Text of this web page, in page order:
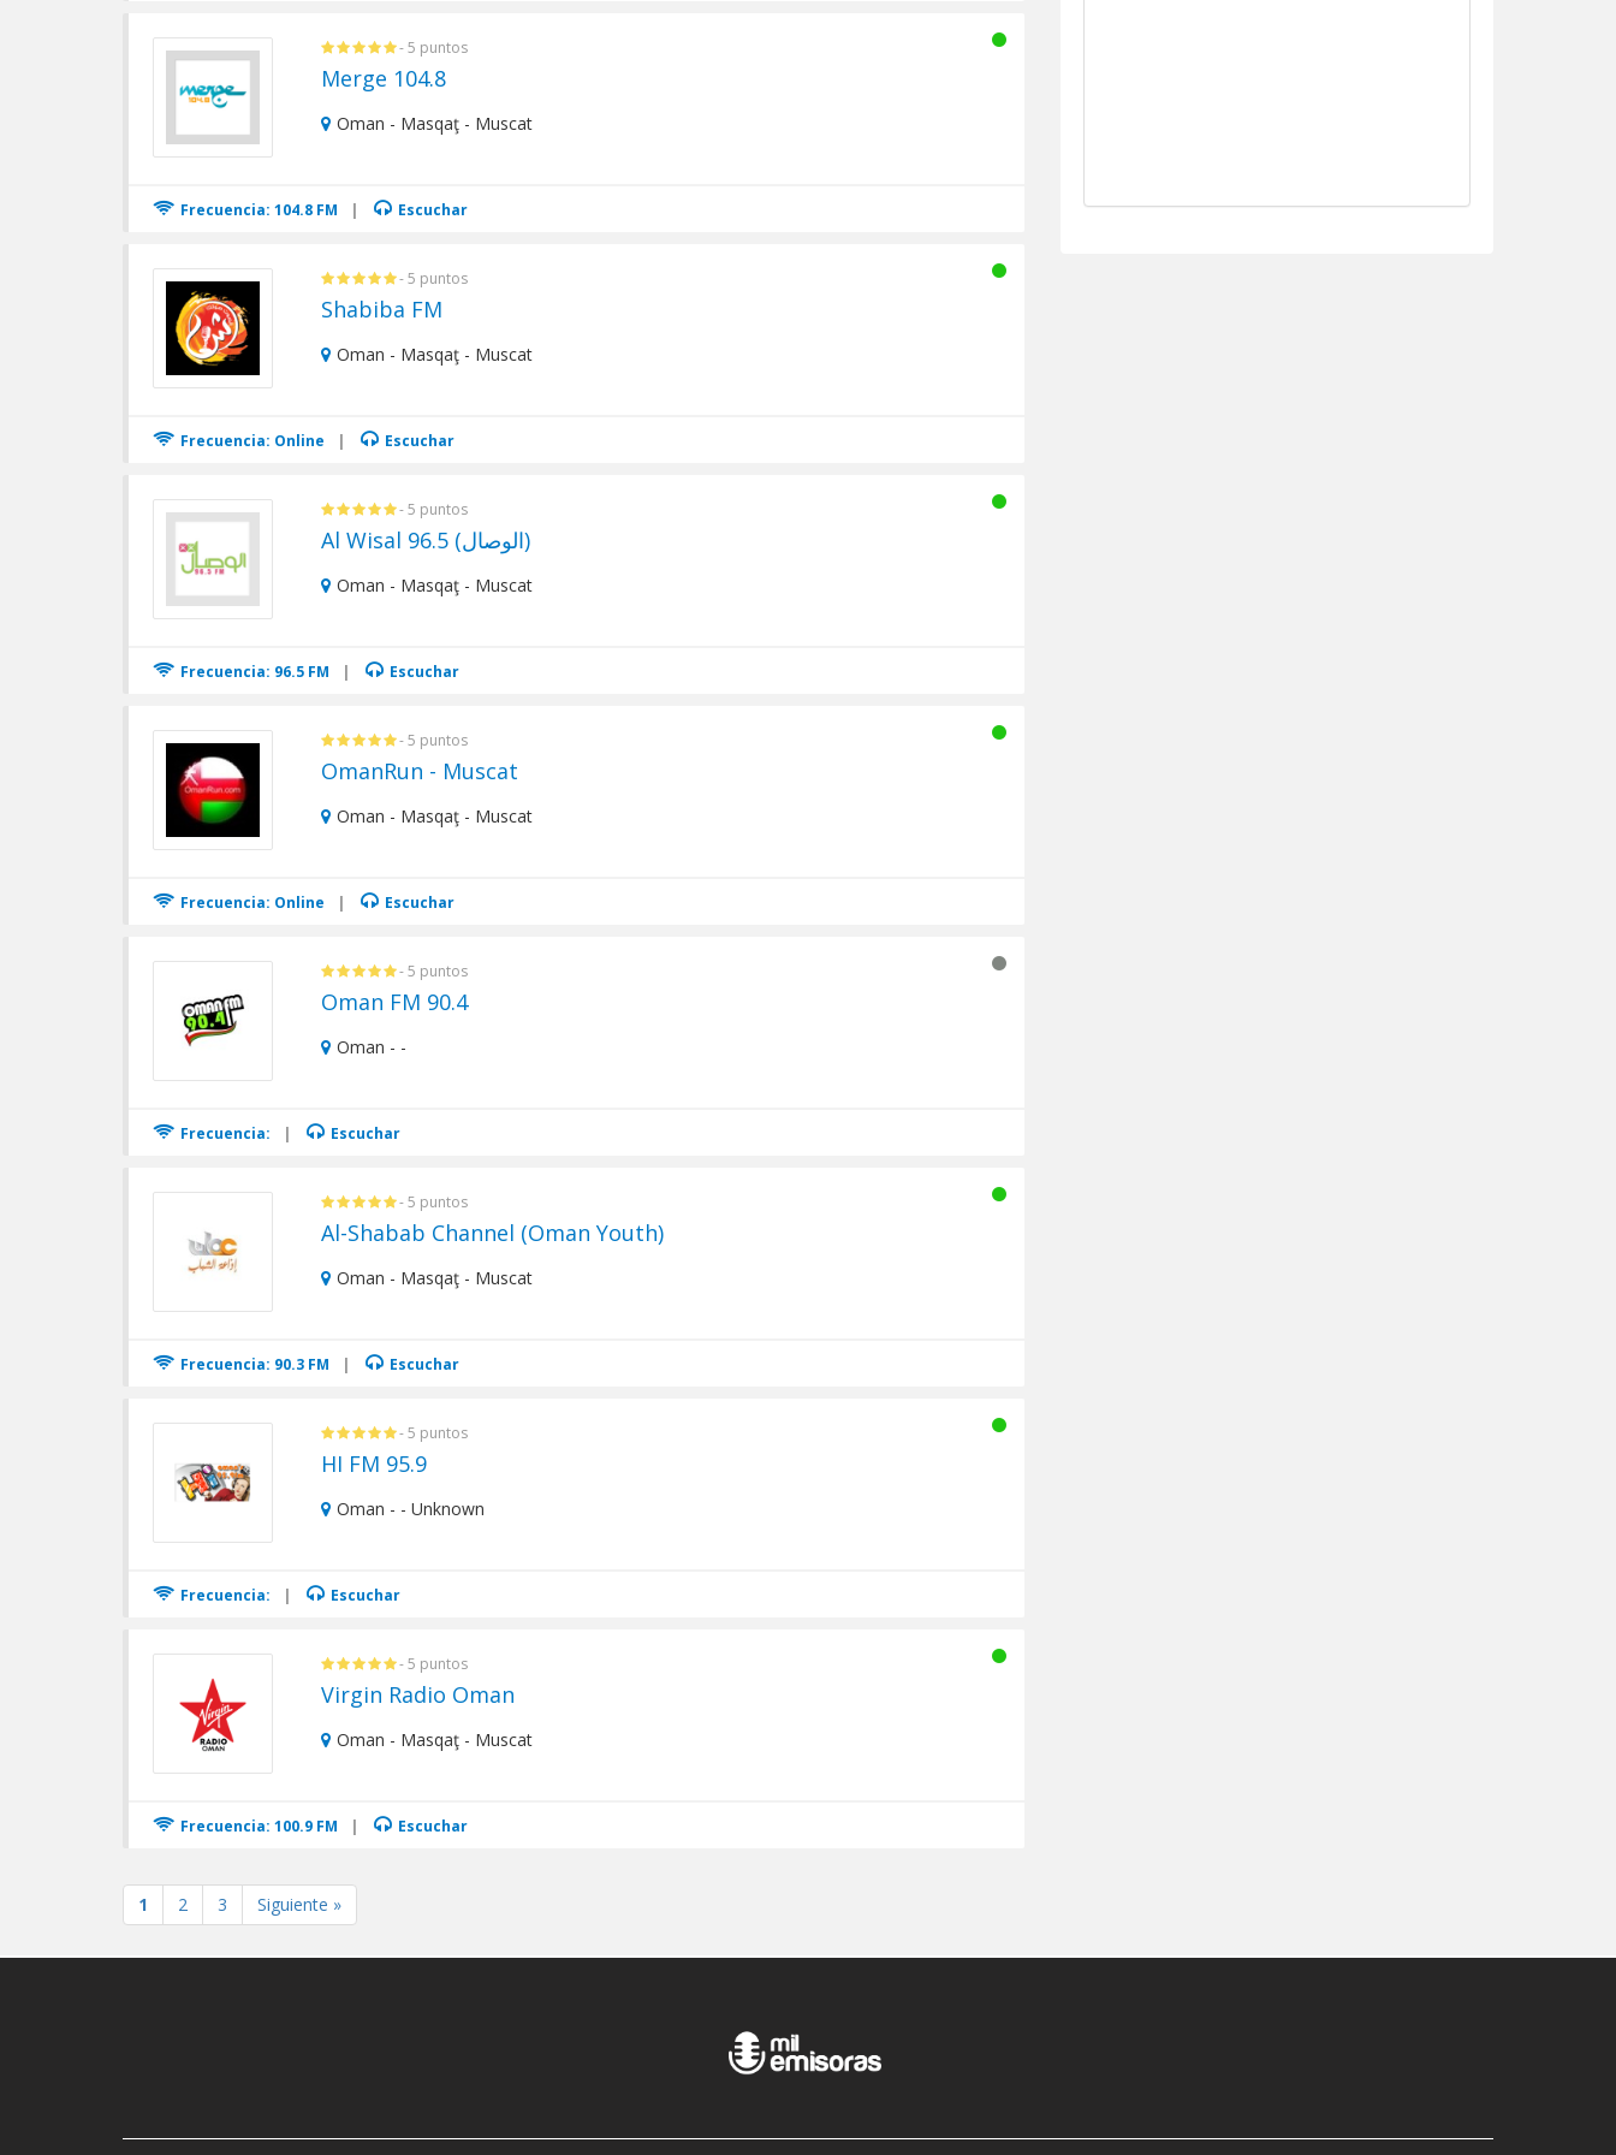
- 5 puntos
Merge 104.8
Oman - Masqaţ - Muscat
Frecuencia: 104.8 FM | Escuchar
- 5 puntos
Shabiba FM
Oman - Masqaţ - Muscat
Frecuencia: Online | Escuchar
- 5 puntos
Al Wisal 96.5 (الوصال)
Oman - Masqaţ - Muscat
Frecuencia: 96.5 FM | Escuchar
- 5 puntos
OmanRun - Muscat
Oman - Masqaţ - Muscat
Frecuencia: Online | Escuchar
- 5 puntos
Oman FM 90.4
Oman - -
Frecuencia: | Escuchar
- 5 puntos
Al-Shabab Channel (Oman Youth)
Oman - Masqaţ - Muscat
Frecuencia: 90.3 FM | Escuchar
- 5 puntos
HI FM 95.9
Oman - - Unknown
Frecuencia: | Escuchar
- 5 puntos
Virgin Radio Oman
Oman - Masqaţ - Muscat
Frecuencia: 100.9 FM | Escuchar
1 2 3 Siguiente »